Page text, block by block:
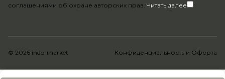
соглашениями об охране авторских прав. Читать далее
© 2026 indo-market Конфиденциальность и Оферта